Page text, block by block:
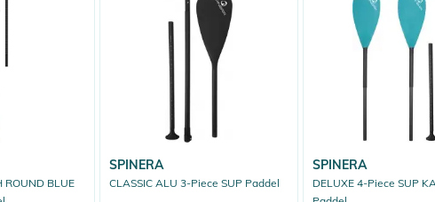
ROUND BLUE
SPINERA
CLASSIC ALU 3-Piece SUP Paddel
SPINERA
DELUXE 4-Piece SUP